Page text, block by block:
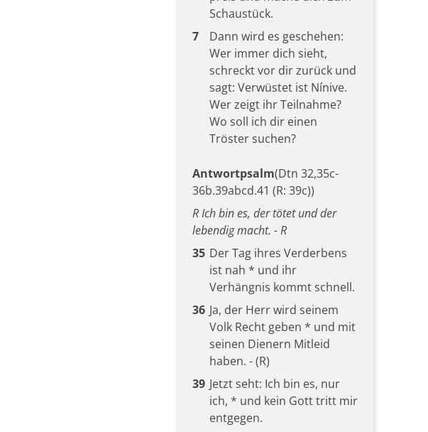
Schaustück.
7
Dann wird es geschehen:
Wer immer dich sieht,
schreckt vor dir zurück und
sagt: Verwüstet ist Nínive.
Wer zeigt ihr Teilnahme?
Wo soll ich dir einen
Tröster suchen?
Antwortpsalm(Dtn 32,35c-
36b.39abcd.41 (R: 39c))
R Ich bin es, der tötet und der
lebendig macht. - R
35 Der Tag ihres Verderbens
ist nah * und ihr
Verhängnis kommt schnell.
36 Ja, der Herr wird seinem
Volk Recht geben * und mit
seinen Dienern Mitleid
haben. - (R)
39 Jetzt seht: Ich bin es, nur
ich, * und kein Gott tritt mir
entgegen.